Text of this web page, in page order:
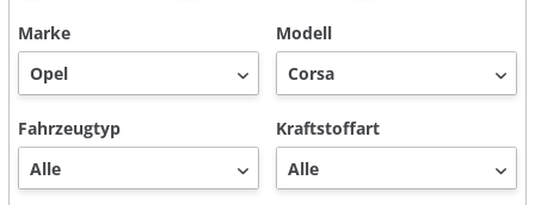
Marke
Modell
Fahrzeugtyp Kraftstoffart